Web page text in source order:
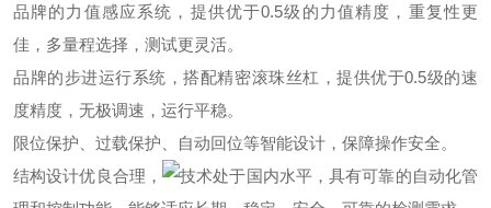
品牌的力值感应系统，提供优于0.5级的力值精度，重复性更
佳，多量程选择，测试更灵活。
品牌的步进运行系统，搭配精密滚珠丝杠，提供优于0.5级的速
度精度，无极调速，运行平稳。
限位保护、过载保护、自动回位等智能设计，保障操作安全。
结构设计优良合理，
技术处于国内水平，具有可靠的自动化管